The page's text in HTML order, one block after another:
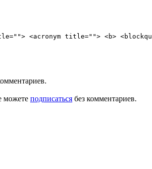
<acronym title=""> <b>
можете подписаться без комментариев.